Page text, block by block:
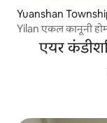
Yuanshan
Yilan एकल कानूनी
एयर